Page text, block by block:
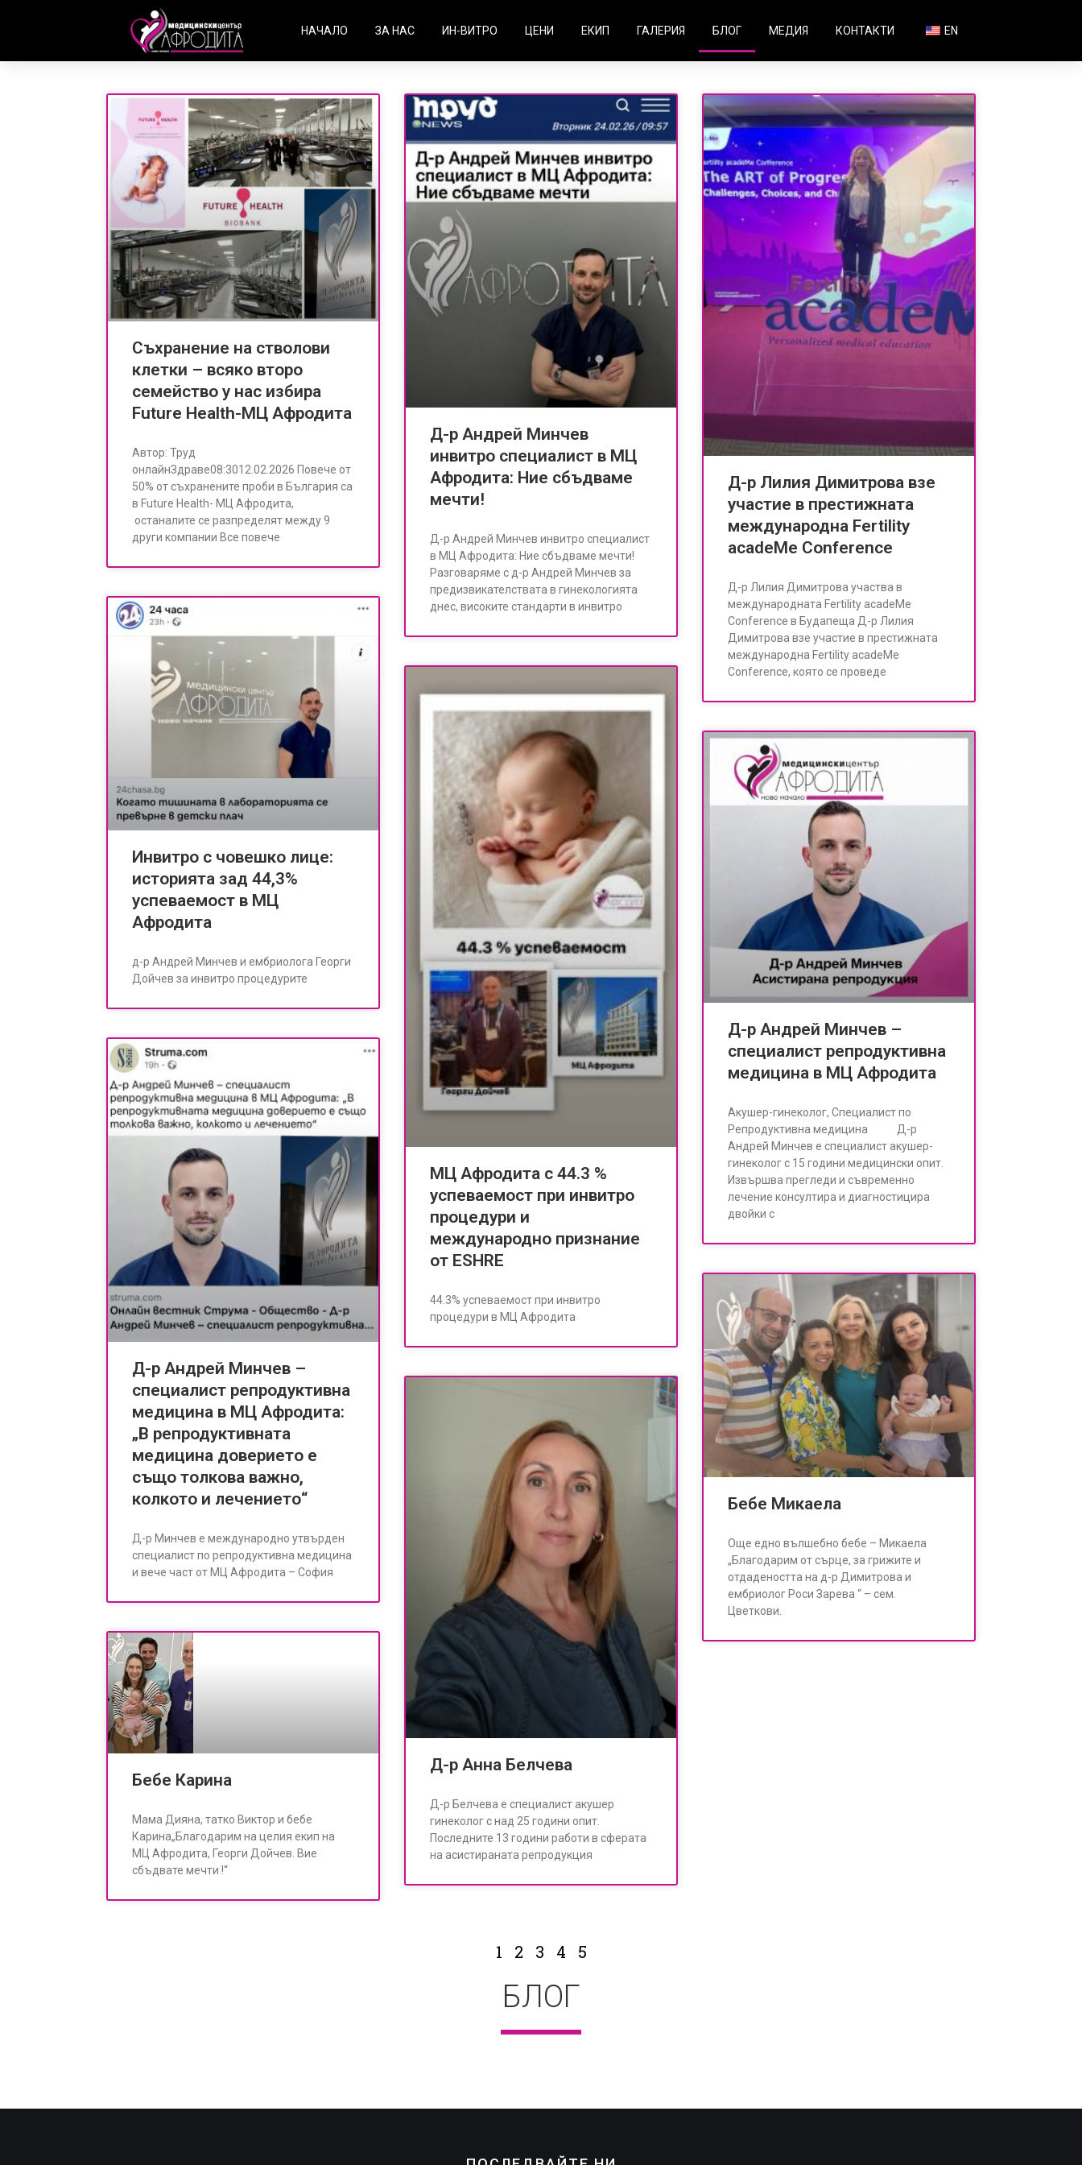
НАЧАЛО ЗА НАС ИН-ВИТРО ЦЕНИ ЕКИП ГАЛЕРИЯ БЛОГ МЕДИЯ КОНТАКТИ EN
Съхранение на стволови
клетки – всяко второ
семейство у нас избира
Future Health-МЦ Афродита
Автор: Труд
онлайнЗдраве08:3012.02.2026 Повече от
50% от съхранените проби в България са
в Future Health- МЦ Афродита,
останалите се разпределят между 9
други компании Все повече
Д-р Андрей Минчев
инвитро специалист в МЦ
Афродита: Ние сбъдваме
мечти!
Д-р Андрей Минчев инвитро специалист
в МЦ Афродита: Ние сбъдваме мечти!
Разговаряме с д-р Андрей Минчев за
предизвикателствата в гинекологията
днес, високите стандарти в инвитро
Д-р Лилия Димитрова взе
участие в престижната
международна Fertility
acadeMe Conference
Д-р Лилия Димитрова участва в
международната Fertility acadeMe
Conference в Будапеща Д-р Лилия
Димитрова взе участие в престижната
международна Fertility acadeMe
Conference, която се проведе
Инвитро с човешко лице:
историята зад 44,3%
успеваемост в МЦ
Афродита
д-р Андрей Минчев и ембриолога Георги
Дойчев за инвитро процедурите
МЦ Афродита с 44.3 %
успеваемост при инвитро
процедури и
международно признание
от ESHRE
44.3% успеваемост при инвитро
процедури в МЦ Афродита
Д-р Андрей Минчев –
специалист репродуктивна
медицина в МЦ Афродита
Акушер-гинеколог, Специалист по
Репродуктивна медицина Д-р
Андрей Минчев е специалист акушер-
гинеколог с 15 години медицински опит.
Извършва прегледи и съвременно
лечение консултира и диагностицира
двойки с
Д-р Андрей Минчев –
специалист репродуктивна
медицина в МЦ Афродита:
„В репродуктивната
медицина доверието е
също толкова важно,
колкото и лечението“
Д-р Минчев е международно утвърден
специалист по репродуктивна медицина
и вече част от МЦ Афродита – София
Д-р Анна Белчева
Д-р Белчева е специалист акушер
гинеколог с над 25 години опит.
Последните 13 години рaботи в сферата
на асистираната репродукция
Бебе Микаела
Още едно вълшебно бебе – Микаела
„Благодарим от сърце, за грижите и
отдадеността на д-р Димитрова и
ембриолог Роси Зарева “ – сем.
Цветкови.
Бебе Карина
Мама Дияна, татко Виктор и бебе
Карина„Благодарим на целия екип на
МЦ Афродита, Георги Дойчев. Вие
сбъдвате мечти !“
1 2 3 4 5
БЛОГ